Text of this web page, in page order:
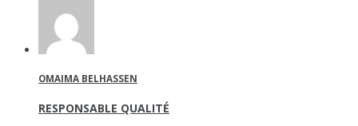
OMAIMA BELHASSEN
RESPONSABLE QUALITÉ